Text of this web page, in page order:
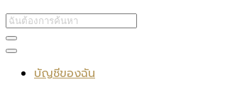
บัญชีของฉัน